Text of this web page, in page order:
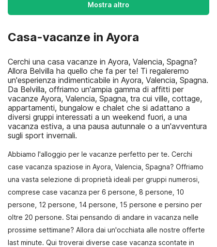
Mostra altro
Casa-vacanze in Ayora
Cerchi una casa vacanze in Ayora, Valencia, Spagna?
Allora Belvilla ha quello che fa per te! Ti regaleremo
un'esperienza indimenticabile in Ayora, Valencia, Spagna.
Da Belvilla, offriamo un'ampia gamma di affitti per
vacanze Ayora, Valencia, Spagna, tra cui ville, cottage,
appartamenti, bungalow e chalet che si adattano a
diversi gruppi interessati a un weekend fuori, a una
vacanza estiva, a una pausa autunnale o a un'avventura
sugli sport invernali.
Abbiamo l'alloggio per le vacanze perfetto per te. Cerchi
case vacanza spaziose in Ayora, Valencia, Spagna? Offriamo
una vasta selezione di proprietà ideali per gruppi numerosi,
comprese case vacanza per 6 persone, 8 persone, 10
persone, 12 persone, 14 persone, 15 persone e persino per
oltre 20 persone. Stai pensando di andare in vacanza nelle
prossime settimane? Allora dai un'occhiata alle nostre offerte
last minute. Qui troverai diverse case vacanza scontate in